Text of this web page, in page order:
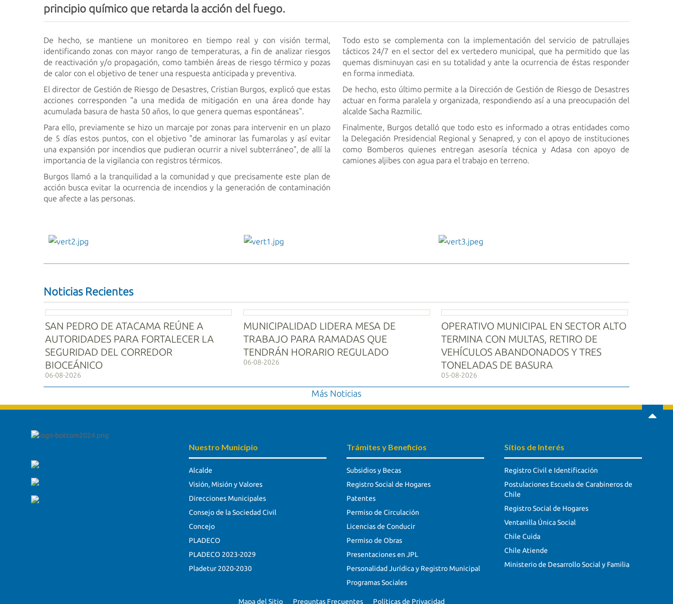
principio químico que retarda la acción del fuego.
De hecho, se mantiene un monitoreo en tiempo real y con visión termal,
identificando zonas con mayor rango de temperaturas, a fin de analizar riesgos
de reactivación y/o propagación, como también áreas de riesgo térmico y pozas
de calor con el objetivo de tener una respuesta anticipada y preventiva.
El director de Gestión de Riesgo de Desastres, Cristian Burgos, explicó que estas
acciones corresponden "a una medida de mitigación en una área donde hay
acumulada basura de hasta 50 años, lo que genera quemas espontáneas".
Para ello, previamente se hizo un marcaje por zonas para intervenir en un plazo
de 5 días estos puntos, con el objetivo "de aminorar las fumarolas y así evitar
una expansión por incendios que pudieran ocurrir a nivel subterráneo", de allí la
importancia de la vigilancia con registros térmicos.
Burgos llamó a la tranquilidad a la comunidad y que precisamente este plan de
acción busca evitar la ocurrencia de incendios y la generación de contaminación
que afecte a las personas.
Todo esto se complementa con la implementación del servicio de patrullajes
tácticos 24/7 en el sector del ex vertedero municipal, que ha permitido que las
quemas disminuyan casi en su totalidad y ante la ocurrencia de éstas responder
en forma inmediata.
De hecho, esto último permite a la Dirección de Gestión de Riesgo de Desastres
actuar en forma paralela y organizada, respondiendo así a una preocupación del
alcalde Sacha Razmilic.
Finalmente, Burgos detalló que todo esto es informado a otras entidades como
la Delegación Presidencial Regional y Senapred, y con el apoyo de instituciones
como Bomberos quienes entregan asesoría técnica y Adasa con apoyo de
camiones aljibes con agua para el trabajo en terreno.
vert2.jpg vert1.jpg vert3.jpeg
Noticias Recientes
SAN PEDRO DE ATACAMA REÚNE A
AUTORIDADES PARA FORTALECER LA
SEGURIDAD DEL CORREDOR
BIOCEÁNICO
06-08-2026
MUNICIPALIDAD LIDERA MESA DE
TRABAJO PARA RAMADAS QUE
TENDRÁN HORARIO REGULADO
06-08-2026
OPERATIVO MUNICIPAL EN SECTOR ALTO
TERMINA CON MULTAS, RETIRO DE
VEHÍCULOS ABANDONADOS Y TRES
TONELADAS DE BASURA
05-08-2026
Más Noticias
Nuestro Municipio
Alcalde
Visión, Misión y Valores
Direcciones Municipales
Consejo de la Sociedad Civil
Concejo
PLADECO
PLADECO 2023-2029
Pladetur 2020-2030
Trámites y Beneficios
Subsidios y Becas
Registro Social de Hogares
Patentes
Permiso de Circulación
Licencias de Conducir
Permiso de Obras
Presentaciones en JPL
Personalidad Jurídica y Registro Municipal
Programas Sociales
Sitios de Interés
Registro Civil e Identificación
Postulaciones Escuela de Carabineros de
Chile
Registro Social de Hogares
Ventanilla Única Social
Chile Cuida
Chile Atiende
Ministerio de Desarrollo Social y Familia
Mapa del Sitio Preguntas Frecuentes Políticas de Privacidad